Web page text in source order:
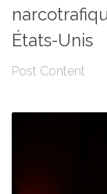
États-Unis
Post Content